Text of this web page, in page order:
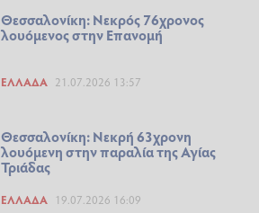
Θεσσαλονίκη: Νεκρός 76χρονος
λουόμενος στην Επανομή
ΕΛΛΆΔΑ 21.07.2026 13:57
Θεσσαλονίκη: Νεκρή 63χρονη
λουόμενη στην παραλία της Αγίας
Τριάδας
ΕΛΛΆΔΑ 19.07.2026 16:09